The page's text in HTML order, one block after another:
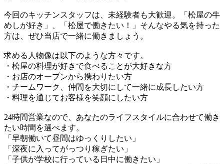
今回のキッチンスタッフは、未経験者も大歓迎。「松屋の牛
めしが好き」、「松屋で働きたい！」そんなやる気を持った
方は、ぜひ当店で一緒に働きましょう。
求める人物像は以下のような方々です。
・松屋の料理が好きで食べることが大好きな方
・お店のオープンから携わりたい方
・チームワーク、仲間を大切にして一緒に成長したい方
・料理を通じてお客様を笑顔にしたい方
24時間営業なので、あなたのライフスタイルに合わせて働き
たい時間を選べます。
「早朝働いて昼間はゆっくりしたい」
「深夜に入ってがっつり稼ぎたい」
「子供が学校に行っている日中に働きたい」